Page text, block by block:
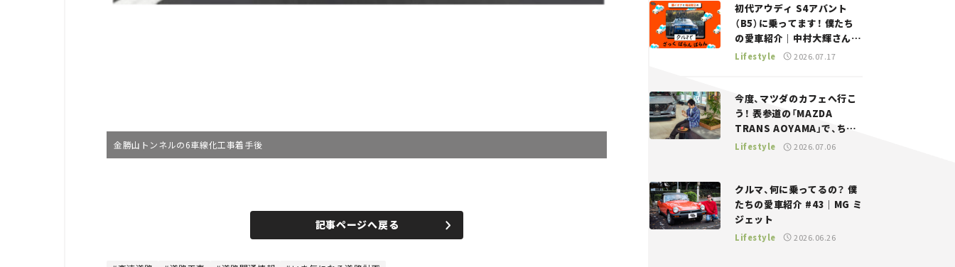
金勝山トンネルの6車線化工事着手後
記事ページへ戻る
初代アウディ S4アバント
（B5）に乗ってます！ 僕たち
の愛車紹介｜中村大輝さん
——瀬イオナと嶋田智之の
Lifestyle 2026.07.17
今度、マツダのカフェへ行こ
う！ 表参道の「MAZDA
TRANS AOYAMA」で、ちょ
っとひと息。——連載｜CCG
Lifestyle 2026.07.06
クルマ、何に乗ってるの？ 僕
たちの愛車紹介 #43｜MG ミ
ジェット
Lifestyle 2026.06.26